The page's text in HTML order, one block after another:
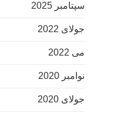
سپتامبر 2025
جولای 2022
می 2022
نوامبر 2020
جولای 2020